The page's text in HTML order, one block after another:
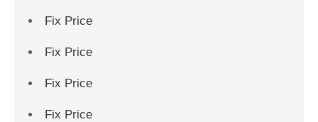
Fix Price
Fix Price
Fix Price
Fix Price